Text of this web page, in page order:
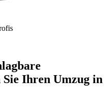
Ihren Umzug in